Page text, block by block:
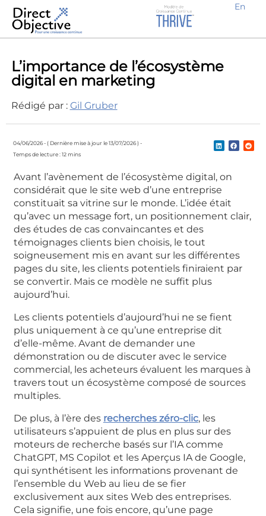
En
L’importance de l’écosystème
digital en marketing
Rédigé par : Gil Gruber
04/06/2026 - ( Dernière mise à jour le 13/07/2026 ) -
Temps de lecture : 12 mins
Avant l’avènement de l’écosystème digital, on
considérait que le site web d’une entreprise
constituait sa vitrine sur le monde. L’idée était
qu’avec un message fort, un positionnement clair,
des études de cas convaincantes et des
témoignages clients bien choisis, le tout
soigneusement mis en avant sur les différentes
pages du site, les clients potentiels finiraient par
se convertir. Mais ce modèle ne suffit plus
aujourd’hui.
Les clients potentiels d’aujourd’hui ne se fient
plus uniquement à ce qu’une entreprise dit
d’elle-même. Avant de demander une
démonstration ou de discuter avec le service
commercial, les acheteurs évaluent les marques à
travers tout un écosystème composé de sources
multiples.
De plus, à l’ère des recherches zéro-clic, les
utilisateurs s’appuient de plus en plus sur des
moteurs de recherche basés sur l’IA comme
ChatGPT, MS Copilot et les Aperçus IA de Google,
qui synthétisent les informations provenant de
l’ensemble du Web au lieu de se fier
exclusivement aux sites Web des entreprises.
Cela signifie, une fois encore, qu’une page